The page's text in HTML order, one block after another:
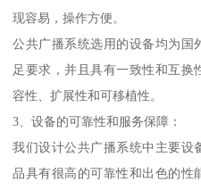
现容易，操作方便。
公共广播系统选用的设备均为国
足要求，并且具有一致性和互换
容性、扩展性和可移植性。
3、设备的可靠性和服务保障：
我们设计公共广播系统中主要设
品具有很高的可靠性和出色的性